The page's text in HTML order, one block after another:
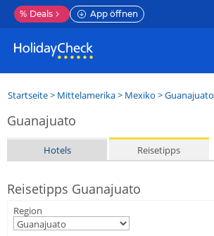
% Deals App öffnen
Startseite> Mittelamerika> Mexiko >Guanajuato
Guanajuato
Hotels Reisetipps
Reisetipps Guanajuato
Region